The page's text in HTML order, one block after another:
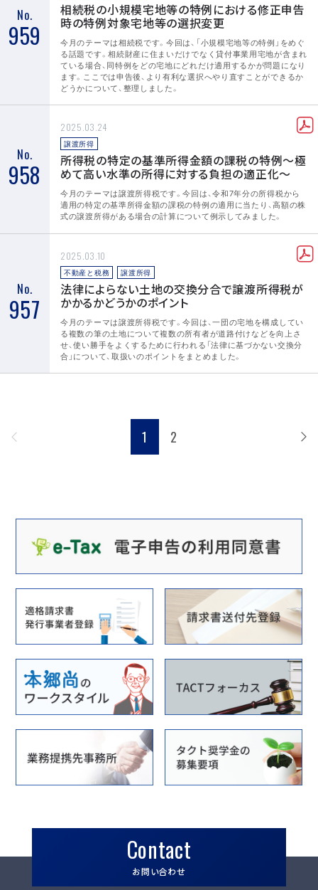
No.
959
相続税の小規模宅地等の特例における修正申告
時の特例対象宅地等の選択変更
今月のテーマは相続税です。今回は、「小規模宅地等の特例」をめぐ
る話題です。相続財産に住まいだけでなく貸付事業用宅地が含まれ
ている場合、同特例をどの宅地にどれだけ適用するかが問題になり
ます。ここでは申告後、より有利な選択へやり直すことができるか
どうかについて、整理しました。
No.
958
2025.03.24
譲渡所得
所得税の特定の基準所得金額の課税の特例～極
めて高い水準の所得に対する負担の適正化～
今月のテーマは譲渡所得税です。今回は、令和7年分の所得税から
適用の特定の基準所得金額の課税の特例の適用に当たり、高額の株
式の譲渡所得がある場合の計算について例示してみました。
No.
957
2025.03.10
不動産と税務 譲渡所得
法律によらない土地の交換分合で譲渡所得税が
かかるかどうかのポイント
今月のテーマは譲渡所得税です。今回は、一団の宅地を構成してい
る複数の筆の土地について複数の所有者が道路付けなどを向上さ
せ、使い勝手をよくするために行われる「法律に基づかない交換分
合」について、取扱いのポイントをまとめました。
1 2
Contact
お問い合わせ